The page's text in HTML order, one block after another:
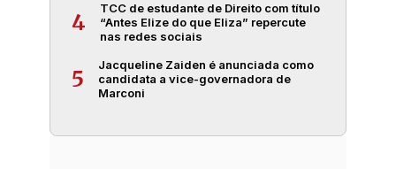
4
TCC de estudante de Direito com título
“Antes Elize do que Eliza” repercute
nas redes sociais
5
Jacqueline Zaiden é anunciada como
candidata a vice-governadora de
Marconi